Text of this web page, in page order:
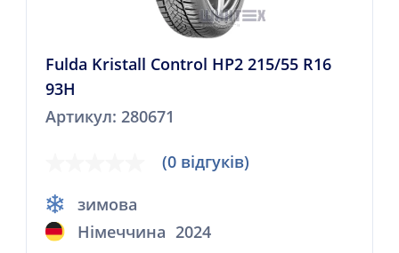
Fulda Kristall Control HP2 215/55 R16
93H
Артикул: 280671
(0 відгуків)
зимова
Німеччина 2024